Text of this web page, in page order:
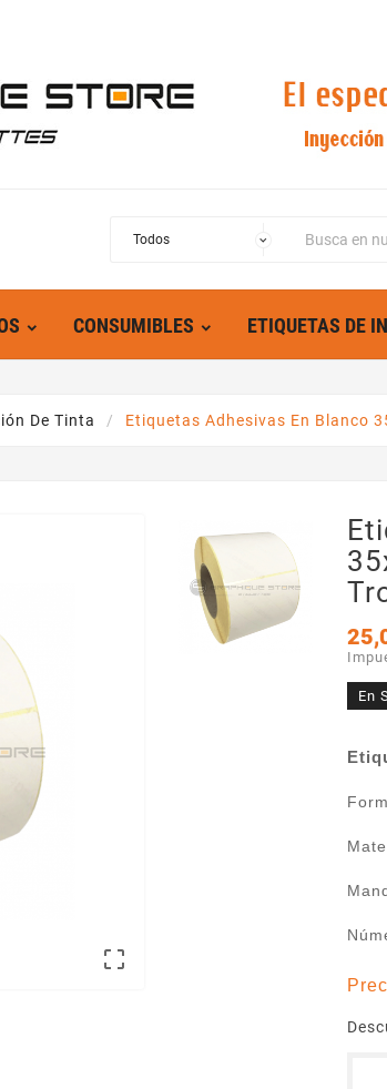
CONSUMIBLES ETIQUETAS DE
De Tinta Etiquetas Adhesivas En Blanco

En